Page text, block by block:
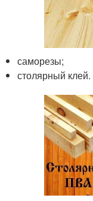
саморезы;
столярный клей.